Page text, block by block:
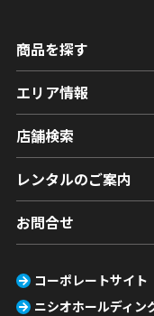
商品を探す
エリア情報
店舗検索
レンタルのご案内
お問合せ
コーポレートサイト
ニシオホールディン